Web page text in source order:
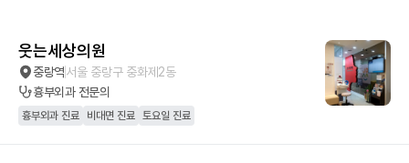
웃는세상의원
중랑역서울 중랑구 중화제2동
흉부외과전문의
흉부외과 진료 비대면 진료 토요일 진료